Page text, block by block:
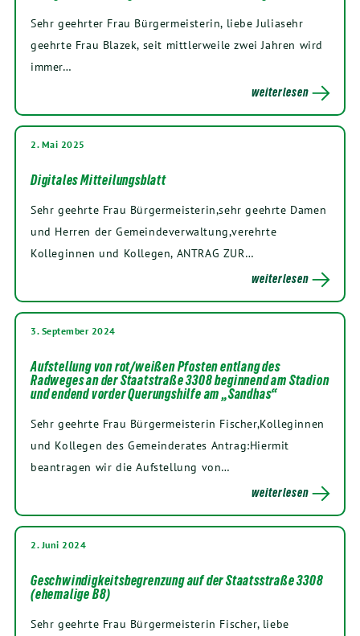
Sehr geehrter Frau Bürgermeisterin, liebe Juliasehr
geehrte Frau Blazek, seit mittlerweile zwei Jahren wird
immer…
weiterlesen
2. Mai 2025
Digitales Mitteilungsblatt
Sehr geehrte Frau Bürgermeisterin,sehr geehrte Damen
und Herren der Gemeindeverwaltung,verehrte
Kolleginnen und Kollegen, ANTRAG ZUR…
weiterlesen
3. September 2024
Aufstellung von rot/weißen Pfosten entlang des
Radweges an der Staatstraße 3308 beginnend am Stadion
und endend vorder Querungshilfe am „Sandhas“
Sehr geehrte Frau Bürgermeisterin Fischer,Kolleginnen
und Kollegen des Gemeinderates Antrag:Hiermit
beantragen wir die Aufstellung von…
weiterlesen
2. Juni 2024
Geschwindigkeitsbegrenzung auf der Staatsstraße 3308
(ehemalige B8)
Sehr geehrte Frau Bürgermeisterin Fischer, liebe